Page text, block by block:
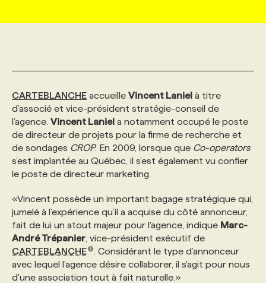
AFFAIRES DE L'INDUSTRIE
INITIATIVES NUMÉRIQUES
PRIX ET DISTINCTIONS
WEB & MÉDIAS SOCIAUX
MARKETING DURABLE
GEO/SEO
NOS AUTEUR‧RICES
INFOLETTRE PUBLICITÉ
ANNONCEZ AVEC NOUS
CONSULTER LA CVTHÈQUE
PROFIL ENTREPRISE
FAQ
ANNONCEZ AVEC NOUS
VOIR LES OFFRES
PROFIL CANDIDAT
FAQ
ANNONCEZ AVEC NOUS
NOS FORMATIONS EN LIGNE
NOS PARCOURS DE FORMATIONS
FORMATIONS PERSONNALISÉES
POURQUOI CHOISIR NOS FORMATIONS
NOS TARIFS
CHASSE DE TÊTE
SERVICE DE CHASSE DE TÊTE
NOS TARIFS
FAQ
ANNONCEZ AVEC NOUS
CARTEBLANCHE accueille Vincent Laniel à titre
d’associé et vice-président stratégie-conseil de
l’agence. Vincent Laniel a notamment occupé le poste
de directeur de projets pour la firme de recherche et
de sondages CROP. En 2009, lorsque que Co-operators
s’est implantée au Québec, il s’est également vu confier
le poste de directeur marketing.
«Vincent possède un important bagage stratégique qui,
jumelé à l’expérience qu’il a acquise du côté annonceur,
fait de lui un atout majeur pour l'agence, indique Marc-
André Trépanier , vice-président exécutif de
CARTEBLANCHE
. Considérant le type d’annonceur
avec lequel l’agence désire collaborer, il s'agit pour nous
d'une association tout à fait naturelle.»